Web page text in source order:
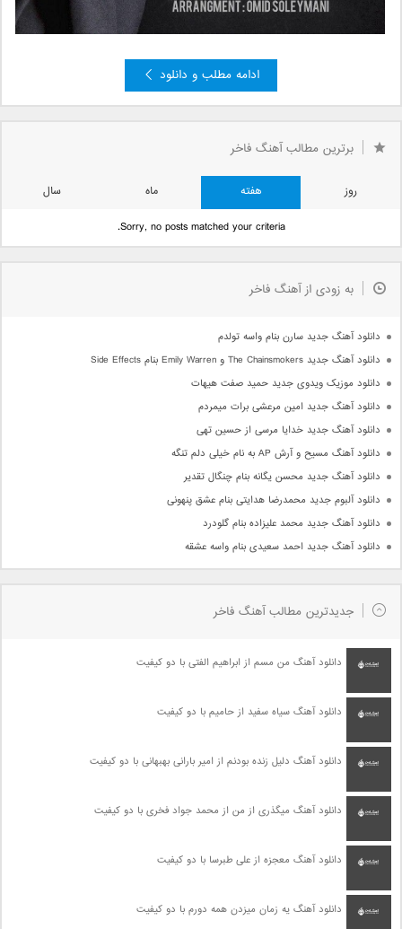
ادامه مطلب و دانلود
برترین مطالب آهنگ فاخر
روز هفته ماه
سال
Sorry, no posts matched your criteria.
به زودی از آهنگ فاخر
دانلود آهنگ جدید سارن بنام واسه تولدم
دانلود آهنگ جدید The Chainsmokers و Emily Warren بنام Side Effects
دانلود موزیک ویدوی جدید حمید صفت هیهات
دانلود آهنگ جدید امین مرعشی برات میمردم
دانلود آهنگ جدید خدایا مرسی از حسین تهی
دانلود آهنگ مسیح و آرش AP به نام خیلی دلم تنگه
دانلود آهنگ جدید محسن یگانه بنام چنگال تقدیر
دانلود آلبوم جدید محمدرضا هدایتی بنام عشق پنهونی
دانلود آهنگ جدید محمد علیزاده بنام گلودرد
دانلود آهنگ جدید احمد سعیدی بنام واسه عشقه
جدیدترین مطالب آهنگ فاخر
دانلود آهنگ من مسم از ابراهیم الفتی با دو کیفیت
دانلود آهنگ سیاه سفید از حامیم با دو کیفیت
دانلود آهنگ دلیل زنده بودنم از امیر بارانی بهبهانی با دو کیفیت
دانلود آهنگ میگذری از من از محمد جواد فخری با دو کیفیت
دانلود آهنگ معجزه از علی طبرسا با دو کیفیت
دانلود آهنگ یه زمان میزدن همه دورم با دو کیفیت